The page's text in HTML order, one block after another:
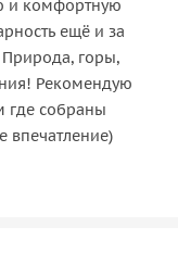
и комфортную
ещё и за
горы,
Рекомендую
где собраны
впечатление)